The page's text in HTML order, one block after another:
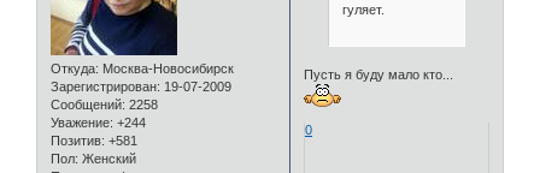
Откуда: Москва-Новосибирск
Зарегистрирован: 19-07-2009
Сообщений: 2258
Уважение: +244
Позитив: +581
Пол: Женский
гуляет.
Пусть я буду мало кто...
0